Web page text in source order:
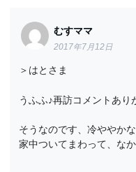
むすママ
2017年7月12日
＞はとさま
うふふ♪再訪コメントあり
そうなのです、冷ややか
家中ついてまわって、な